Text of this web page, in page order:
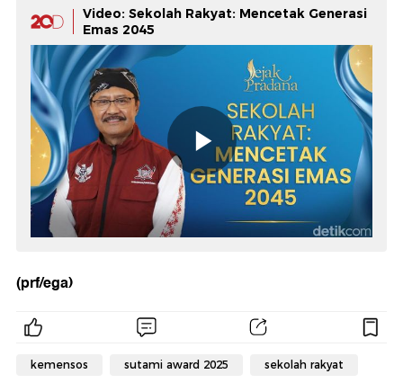
Video: Sekolah Rakyat: Mencetak Generasi
Emas 2045
(prf/ega)
kemensos sutami award 2025 sekolah rakyat